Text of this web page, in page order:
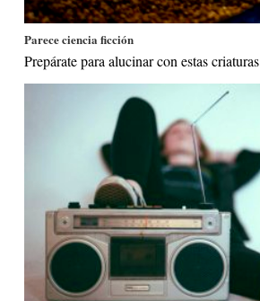
Parece ciencia ficción
Prepárate para alucinar con estas criaturas